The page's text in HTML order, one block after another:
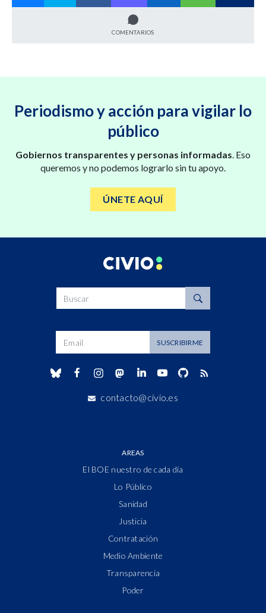
COMENTARIOS
Periodismo y acción para vigilar lo
público
Gobiernos transparentes y personas informadas. Eso
queremos y no podemos lograrlo sin tu apoyo.
ÚNETE AQUÍ
SUSCRIBIRME
contacto@civio.es
AREAS
El BOE nuestro de cada día
Lo Público
Sanidad
Justicia
Contratación
Medio Ambiente
Transparencia
Poder